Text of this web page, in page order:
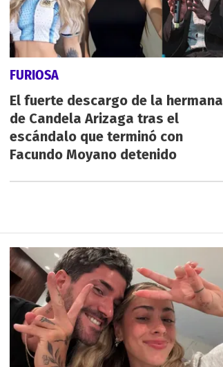
FURIOSA
El fuerte descargo de la hermana
de Candela Arizaga tras el
escándalo que terminó con
Facundo Moyano detenido